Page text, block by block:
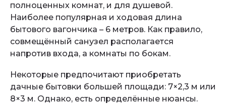
полноценных комнат, и для душевой.
Наиболее популярная и ходовая длина
бытового вагончика – 6 метров. Как правило,
совмещённый санузел располагается
напротив входа, а комнаты по бокам.
Некоторые предпочитают приобретать
дачные бытовки большей площади: 7×2,3 м или
8×3 м. Однако, есть определённые нюансы.